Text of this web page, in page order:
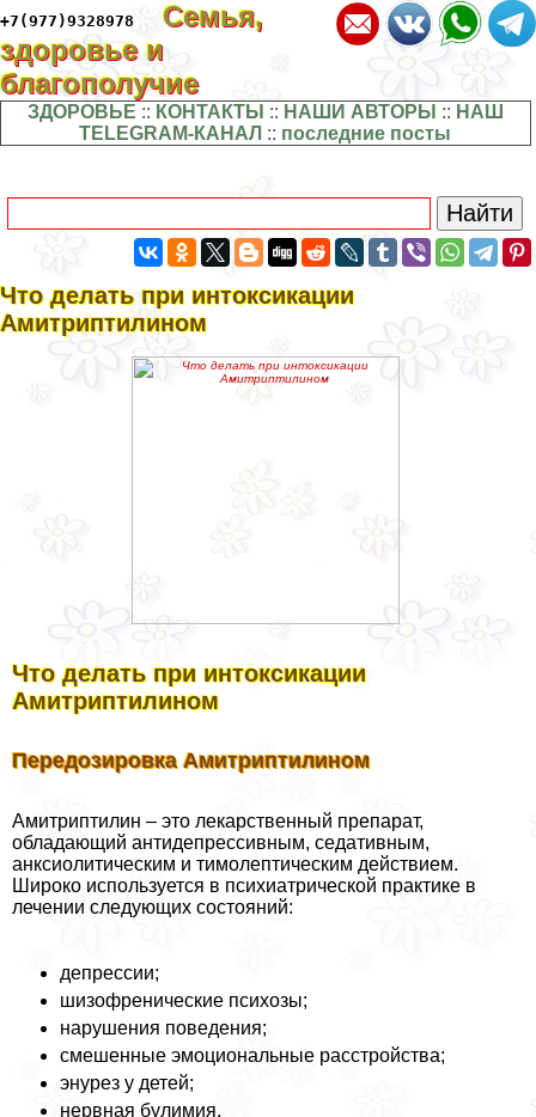
+7(977)9328978
Семья,
здоровье и
благополучие
ЗДОРОВЬЕ :: КОНТАКТЫ :: НАШИ АВТОРЫ :: НАШ
TELEGRAM-КАНАЛ :: последние посты
Что делать при интоксикации
Амитриптилином
Что делать при интоксикации
Амитриптилином
Передозировка Амитриптилином
Амитриптилин – это лекарственный препарат,
обладающий антидепрессивным, седативным,
анксиолитическим и тимолептическим действием.
Широко используется в психиатрической пpaктике в
лечении следующих состояний:
депрессии;
шизофренические психозы;
нарушения поведения;
смешенные эмоциональные расстройства;
энурез у детей;
нервная булимия.